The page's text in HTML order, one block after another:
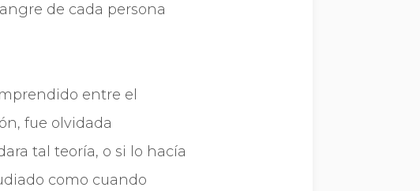
de cada persona
entre el
fue olvidada
tal teoría, o si lo hací­a
como cuando